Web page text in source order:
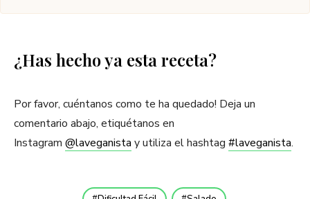
¿Has hecho ya esta receta?
Por favor, cuéntanos como te ha quedado! Deja un
comentario abajo, etiquétanos en
Instagram @laveganista y utiliza el hashtag #laveganista.